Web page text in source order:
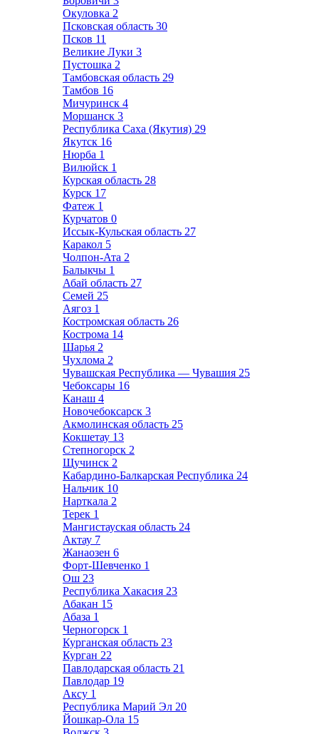
Окуловка 2
Псковская область 30
Псков 11
Великие Луки 3
Пустошка 2
Тамбовская область 29
Тамбов 16
Мичуринск 4
Моршанск 3
Республика Саха (Якутия) 29
Якутск 16
Нюрба 1
Вилюйск 1
Курская область 28
Курск 17
Фатеж 1
Курчатов 0
Иссык-Кульская область 27
Каракол 5
Чолпон-Ата 2
Балыкчы 1
Абай область 27
Семей 25
Аягоз 1
Костромская область 26
Кострома 14
Шарья 2
Чухлома 2
Чувашская Республика — Чувашия 25
Чебоксары 16
Канаш 4
Новочебоксарск 3
Акмолинская область 25
Кокшетау 13
Степногорск 2
Щучинск 2
Кабардино-Балкарская Республика 24
Нальчик 10
Нарткала 2
Терек 1
Мангистауская область 24
Актау 7
Жанаозен 6
Форт-Шевченко 1
Ош 23
Республика Хакасия 23
Абакан 15
Абаза 1
Черногорск 1
Курганская область 23
Курган 22
Павлодарская область 21
Павлодар 19
Аксу 1
Республика Марий Эл 20
Йошкар-Ола 15